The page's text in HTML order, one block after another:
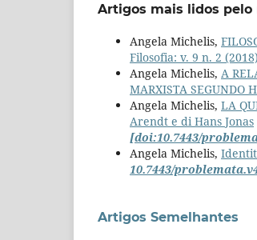
Artigos mais lidos pelo
Angela Michelis,
Filosofia: v. 9 n. 2 (2018)
Angela Michelis, A
MARXISTA SEGUNDO
Angela Michelis, LA
Arendt e di Hans Jonas
[doi:10.7443/
Angela Michelis,
10.7443/
Artigos Semelhantes